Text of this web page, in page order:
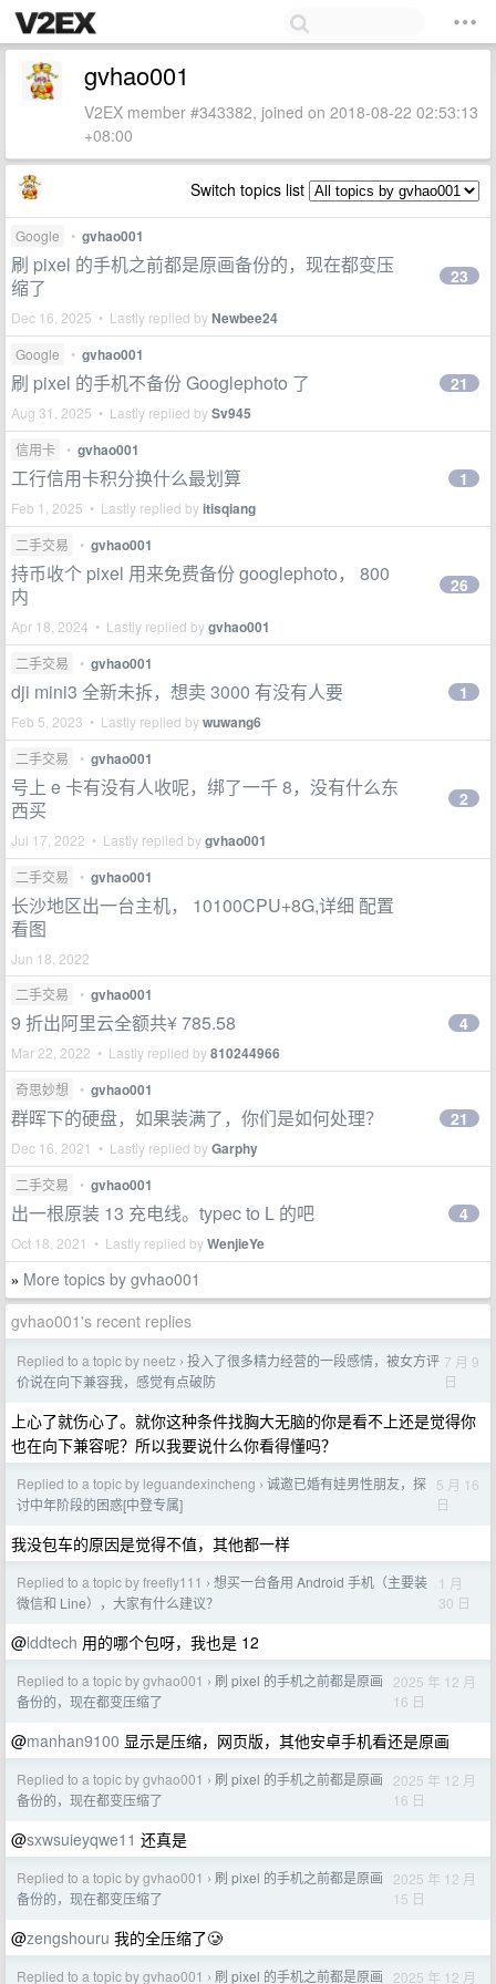
gvhao001
V2EX member #343382, joined on 2018-08-22 02:53:13
+08:00
Switch topics list
Google • gvhao001
刷 pixel 的手机之前都是原画备份的，现在都变压
缩了
Dec 16, 2025 • Lastly replied byNewbee24
23
Google • gvhao001
刷 pixel 的手机不备份 Googlephoto 了
Aug 31, 2025 • Lastly replied bySv945
21
信用卡 • gvhao001
工行信用卡积分换什么最划算
Feb 1, 2025 • Lastly replied byitisqiang
1
二手交易 • gvhao001
持币收个 pixel 用来免费备份 googlephoto， 800
内
Apr 18, 2024 • Lastly replied bygvhao001
26
二手交易 • gvhao001
dji mini3 全新未拆，想卖 3000 有没有人要
Feb 5, 2023 • Lastly replied bywuwang6
1
二手交易 • gvhao001
号上 e 卡有没有人收呢，绑了一千 8，没有什么东
西买
Jul 17, 2022 • Lastly replied bygvhao001
2
二手交易 • gvhao001
长沙地区出一台主机， 10100CPU+8G,详细 配置
看图
Jun 18, 2022
二手交易
• gvhao001
9 折出阿里云全额共¥ 785.58
Mar 22, 2022 • Lastly replied by810244966
4
奇思妙想 • gvhao001
群晖下的硬盘，如果装满了，你们是如何处理？
Dec 16, 2021 • Lastly replied byGarphy
21
二手交易 • gvhao001
出一根原装 13 充电线。typec to L 的吧
Oct 18, 2021 • Lastly replied byWenjieYe
4
» More topics by gvhao001
gvhao001's recent replies
Replied to a topic by neetz › 投入了很多精力经营的一段感情，被女方评
价说在向下兼容我，感觉有点破防
7 月 9
日
上心了就伤心了。就你这种条件找胸大无脑的你是看不上还是觉得你
也在向下兼容呢？所以我要说什么你看得懂吗？
Replied to a topic by leguandexincheng › 诚邀已婚有娃男性朋友，探
讨中年阶段的困惑[中登专属]
5 月 16
日
我没包车的原因是觉得不值，其他都一样
Replied to a topic by freefly111 › 想买一台备用 Android 手机（主要装
微信和 Line），大家有什么建议？
1 月
30 日
@lddtech 用的哪个包呀，我也是 12
Replied to a topic by gvhao001 › 刷 pixel 的手机之前都是原画
备份的，现在都变压缩了
2025 年 12 月
16 日
@manhan9100 显示是压缩，网页版，其他安卓手机看还是原画
Replied to a topic by gvhao001 › 刷 pixel 的手机之前都是原画
备份的，现在都变压缩了
2025 年 12 月
16 日
@sxwsuieyqwe11 还真是
Replied to a topic by gvhao001 › 刷 pixel 的手机之前都是原画
备份的，现在都变压缩了
2025 年 12 月
15 日
@zengshouru 我的全压缩了🥲
Replied to a topic by gvhao001 › 刷 pixel 的手机之前都是原画 2025 年 12 月